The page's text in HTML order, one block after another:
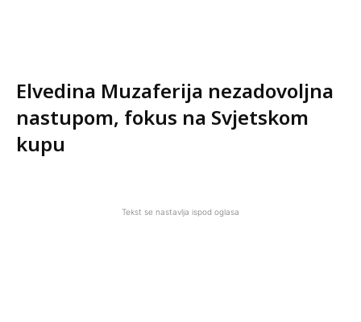
Elvedina Muzaferija nezadovoljna
nastupom, fokus na Svjetskom
kupu
Tekst se nastavlja ispod oglasa